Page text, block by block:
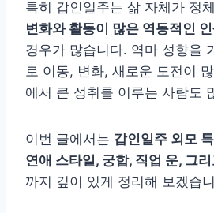
특히 갑인일주는 삶 자체가 정
변화와 활동이 많은 역동적인
경우가 많습니다. 역마 성향을
로 이동, 변화, 새로운 도전이
에서 큰 성취를 이루는 사람도
이번 글에서는 갑인일주 외모
연애 스타일, 궁합, 직업 운, 그
까지 깊이 있게 정리해 보겠습